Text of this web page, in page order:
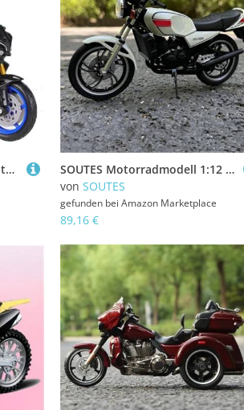
SOUTES Motorradmodell Motorradmodell Aus Aluminiumlegierung, Spielzeug, Geschenk 1:18 Für Yamaha 2023 MT10 MT 10 MT-10 SP Spielzeugauto-Sammlung, Geschenk Ornament
SOUTES Motorradmodell 1:12 Für Yamaha RZ250 RD250LC Alu-Rennmotorrad-Modell Aus Druckguss Dekorative Geschenke(White)
von SOUTES
gefunden bei Amazon Marketplace
89,16 €